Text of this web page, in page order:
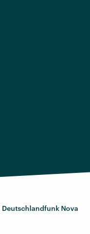
Deutschlandfunk Nova